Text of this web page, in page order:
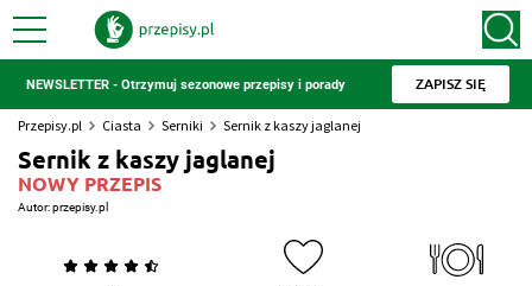
NEWSLETTER - Otrzymuj sezonowe przepisy i porady ZAPISZ SIĘ
Przepisy.pl Ciasta Serniki Sernik z kaszy jaglanej
Sernik z kaszy jaglanej
NOWY PRZEPIS
Autor:przepisy.pl